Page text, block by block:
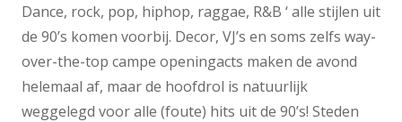
Dance, rock, pop, hiphop, raggae, R&B ‘ alle stijlen uit
de 90’s komen voorbij. Decor, VJ’s en soms zelfs way-
over-the-top campe openingacts maken de avond
helemaal af, maar de hoofdrol is natuurlijk
weggelegd voor alle (foute) hits uit de 90’s! Steden